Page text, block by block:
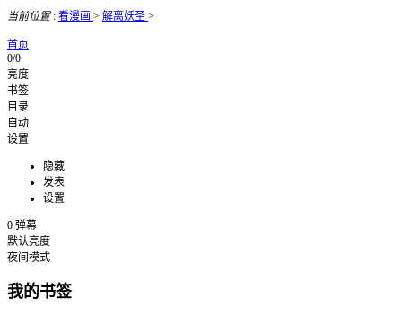
当前位置: 看漫画 > 解离妖圣 >
首页
0/0
亮度
书签
目录
自动
设置
隐藏
发表
设置
0 弹幕
默认亮度
夜间模式
我的书签